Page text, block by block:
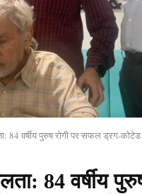
84 वर्षीय पुरुष रोगी पर सफल ड्रग-कोटेड
84 वर्षीय